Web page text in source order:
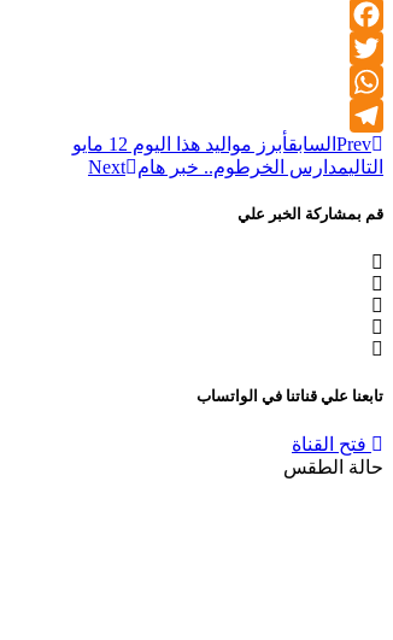
Facebook
Twitter
WhatsApp
Telegram
Prev السابقأبرز مواليد هذا اليوم 12 مايو
التاليمدارس الخرطوم.. خبر هام Next
قم بمشاركة الخبر علي
تابعنا علي قناتنا في الواتساب
فتح القناة
حالة الطقس